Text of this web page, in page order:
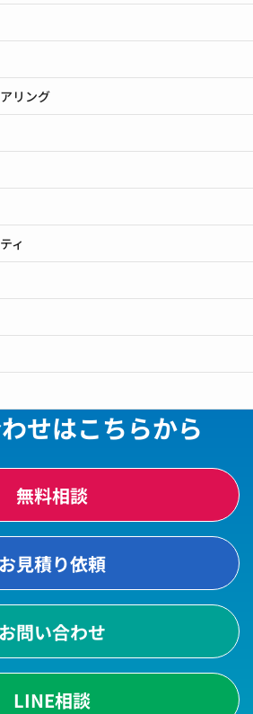
リング
ィ
せはこちらから
無料相談
お見積り依頼
お問い合わせ
LINE相談